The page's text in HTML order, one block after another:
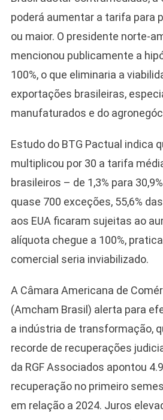
poderá aumentar a tarifa para
ou maior. O presidente norte-
mencionou publicamente a
100%, o que eliminaria a
exportações brasileiras,
manufaturados e do
Estudo do BTG Pactual indica
multiplicou por 30 a tarifa
brasileiros – de 1,3% para
quase 700 exceções, 55,6%
aos EUA ficaram sujeitas ao
alíquota chegue a 100%,
comercial seria inviabilizado.
A Câmara Americana de
(Amcham Brasil) alerta para
a indústria de transformação,
recorde de recuperações
da RGF Associados apontou
recuperação no primeiro
em relação a 2024. Juros